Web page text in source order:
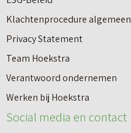
Nieuwbouw
e
l
a
a
r
s
|
x
e
r
e
n
?
Klachtenprocedure algemeen
Privacy Statement
Team Hoekstra
Verantwoord ondernemen
Werken bij Hoekstra
Social media en contact